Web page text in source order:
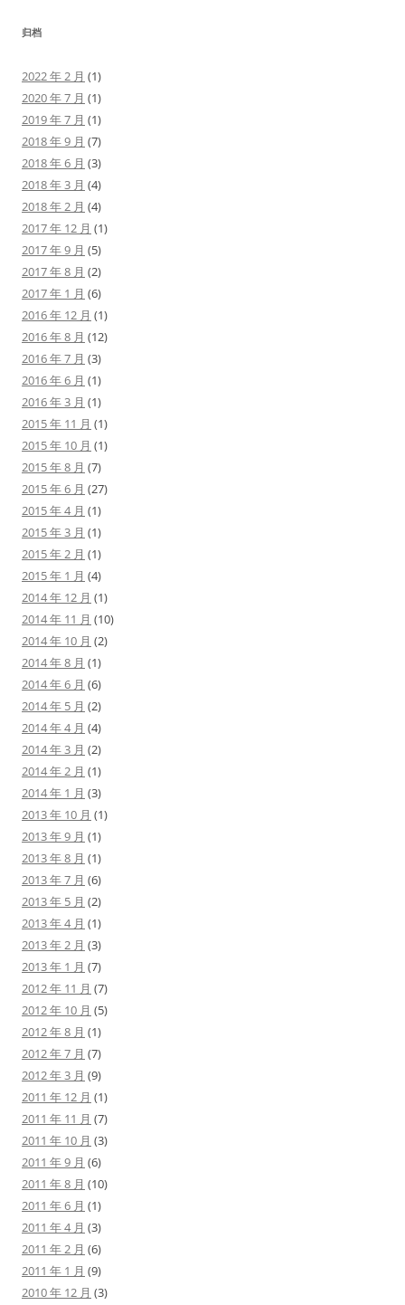
归档
2022 年 2 月 (1)
2020 年 7 月 (1)
2019 年 7 月 (1)
2018 年 9 月 (7)
2018 年 6 月 (3)
2018 年 3 月 (4)
2018 年 2 月 (4)
2017 年 12 月 (1)
2017 年 9 月 (5)
2017 年 8 月 (2)
2017 年 1 月 (6)
2016 年 12 月 (1)
2016 年 8 月 (12)
2016 年 7 月 (3)
2016 年 6 月 (1)
2016 年 3 月 (1)
2015 年 11 月 (1)
2015 年 10 月 (1)
2015 年 8 月 (7)
2015 年 6 月 (27)
2015 年 4 月 (1)
2015 年 3 月 (1)
2015 年 2 月 (1)
2015 年 1 月 (4)
2014 年 12 月 (1)
2014 年 11 月 (10)
2014 年 10 月 (2)
2014 年 8 月 (1)
2014 年 6 月 (6)
2014 年 5 月 (2)
2014 年 4 月 (4)
2014 年 3 月 (2)
2014 年 2 月 (1)
2014 年 1 月 (3)
2013 年 10 月 (1)
2013 年 9 月 (1)
2013 年 8 月 (1)
2013 年 7 月 (6)
2013 年 5 月 (2)
2013 年 4 月 (1)
2013 年 2 月 (3)
2013 年 1 月 (7)
2012 年 11 月 (7)
2012 年 10 月 (5)
2012 年 8 月 (1)
2012 年 7 月 (7)
2012 年 3 月 (9)
2011 年 12 月 (1)
2011 年 11 月 (7)
2011 年 10 月 (3)
2011 年 9 月 (6)
2011 年 8 月 (10)
2011 年 6 月 (1)
2011 年 4 月 (3)
2011 年 2 月 (6)
2011 年 1 月 (9)
2010 年 12 月 (3)